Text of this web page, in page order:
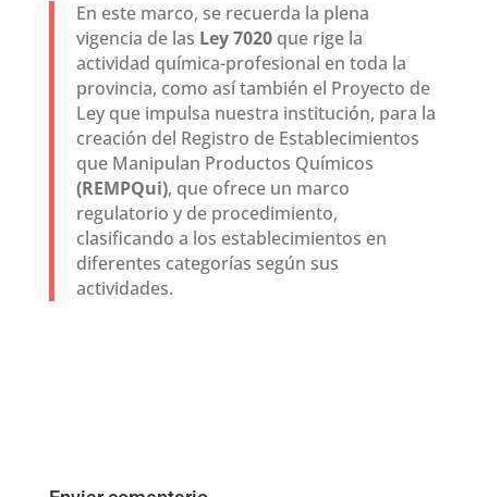
En este marco, se recuerda la plena
vigencia de las Ley 7020que rige la
actividad química-profesional en toda la
provincia, como así también el Proyecto de
Ley que impulsa nuestra institución, para la
creación del Registro de Establecimientos
que Manipulan Productos Químicos
(REMPQui), que ofrece un marco
regulatorio y de procedimiento,
clasificando a los establecimientos en
diferentes categorías según sus
actividades.